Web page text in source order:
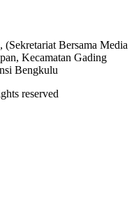
Bersama Media
Kecamatan Gading
Bengkulu
reserved